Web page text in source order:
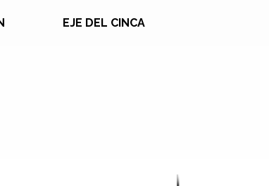
EJE DEL CINCA